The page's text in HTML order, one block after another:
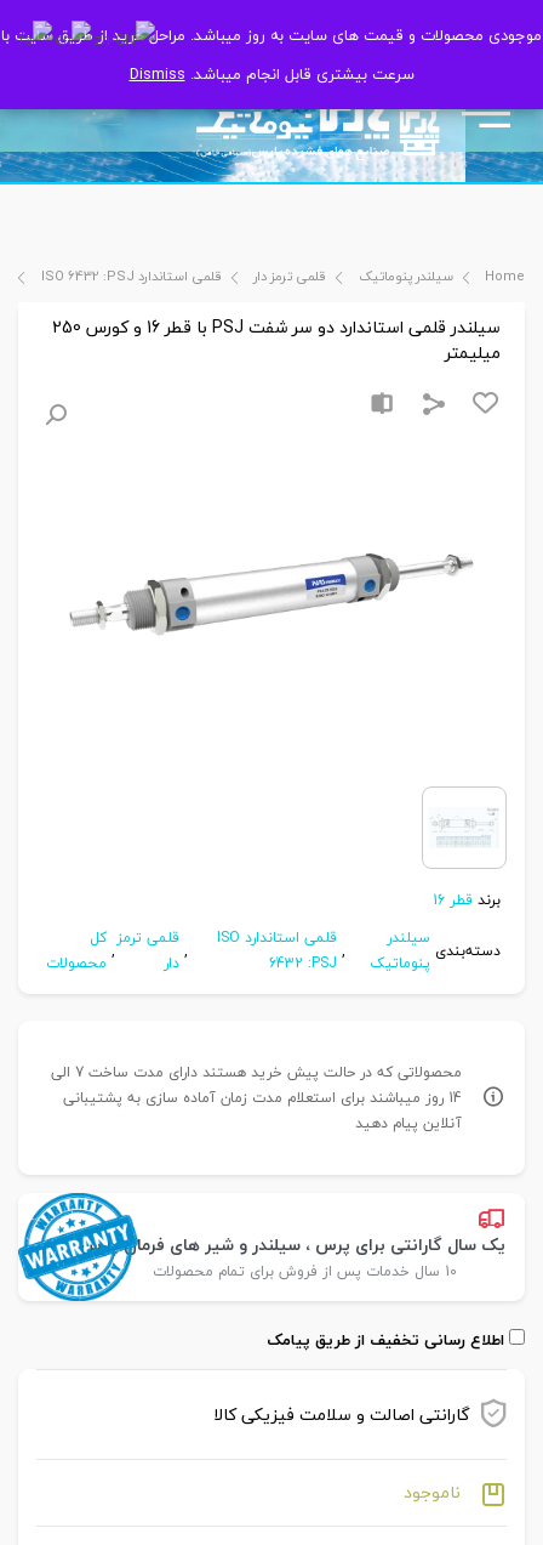
موجودی محصولات و قیمت های سایت به روز میباشد. مراحل خرید از طریق سایت با
سرعت بیشتری قابل انجام میباشد.Dismiss
موجودی محصولات و قیمت های سایت به روز میباشد. مراحل خرید از طریق سایت با
سرعت بیشتری قابل انجام میباشد.Dismiss
Home سیلندر پنوماتیک قلمی ترمز دار قلمی استاندارد ISO 6432 :PSJ
سیلندر قلمی استاندارد دو سر شفت PSJ با قطر 16 و کورس 250
میلیمتر
برند قطر 16
دسته‌بندی سیلندر
پنوماتیک
,
قلمی استاندارد ISO
6432 :PSJ
, قلمی ترمز
دار
, کل
محصولات
محصولاتی که در حالت پیش خرید هستند دارای مدت ساخت 7 الی
14 روز میباشند برای استعلام مدت زمان آماده سازی به پشتیبانی
آنلاین پیام دهید
یک سال گارانتی برای پرس ، سیلندر و شیر های فرمان پارس
10 سال خدمات پس از فروش برای تمام محصولات
اطلاع رسانی تخفیف از طریق پیامک
گارانتی اصالت و سلامت فیزیکی کالا
ناموجود